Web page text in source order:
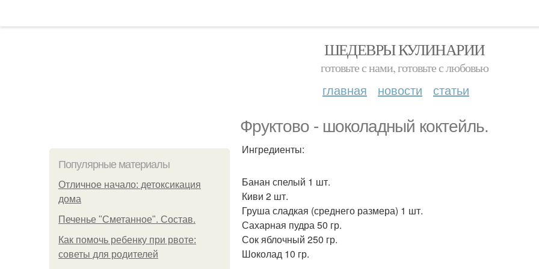
ШЕДЕВРЫ КУЛИНАРИИ
готовьте с нами, готовьте с любовью
главная новости статьи
Фруктово - шоколадный коктейль.
Популярные материалы
Отличное начало: детоксикация
дома
Печенье "Сметанное". Состав.
Как помочь ребенку при рвоте:
советы для родителей
Ингредиенты:
Банан спелый 1 шт.
Киви 2 шт.
Груша сладкая (среднего размера) 1 шт.
Сахарная пудра 50 гр.
Сок яблочный 250 гр.
Шоколад 10 гр.